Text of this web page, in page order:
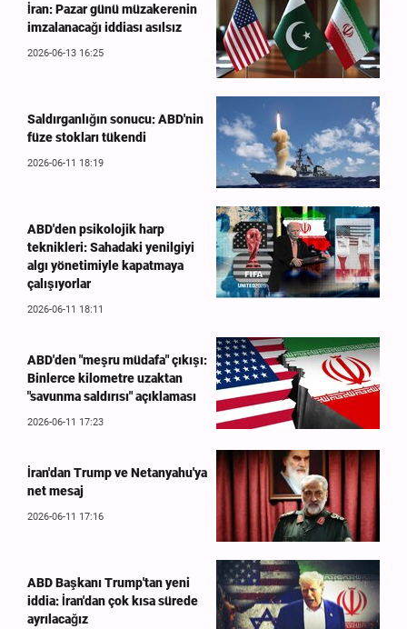
İran: Pazar günü müzakerenin
imzalanacağı iddiası asılsız
2026-06-13 16:25
Saldırganlığın sonucu: ABD'nin
füze stokları tükendi
2026-06-11 18:19
ABD'den psikolojik harp
teknikleri: Sahadaki yenilgiyi
algı yönetimiyle kapatmaya
çalışıyorlar
2026-06-11 18:11
ABD'den "meşru müdafa" çıkışı:
Binlerce kilometre uzaktan
"savunma saldırısı" açıklaması
2026-06-11 17:23
İran'dan Trump ve Netanyahu'ya
net mesaj
2026-06-11 17:16
ABD Başkanı Trump'tan yeni
iddia: İran'dan çok kısa sürede
ayrılacağız